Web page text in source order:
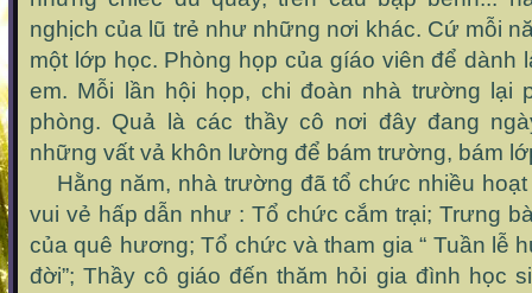
nghịch của lũ trẻ như những nơi khác. Cứ mỗi
một lớp học. Phòng họp của gíáo viên để dành
em. Mỗi lần hội họp, chi đoàn nhà trường lại
phòng. Quả là các thầy cô nơi đây đang
những vất vả khôn lường để bám trường, bám
Hằng năm, nhà trường đã tổ chức nhiều hoạt
vui vẻ hấp dẫn như : Tổ chức cắm trại; Trưng
của quê hương; Tổ chức và tham gia “ Tuần lễ
đời”; Thầy cô giáo đến thăm hỏi gia đình học